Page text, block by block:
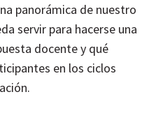
panorámica de nuestro
servir para hacerse una
docente y qué
en los ciclos